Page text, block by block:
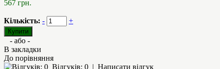
567 грн.
Кількість: - +
- або -
В закладки
До порівняння
Відгуків: 0 | Написати відгук